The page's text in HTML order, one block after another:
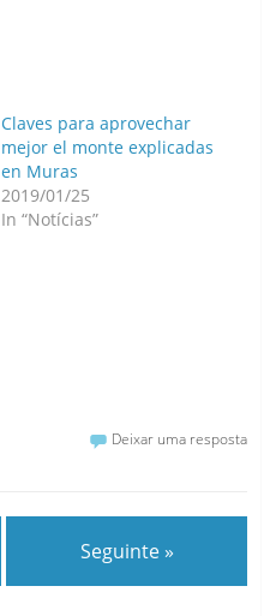
Claves para aprovechar
mejor el monte explicadas
en Muras
2019/01/25
In “Notícias”
Deixar uma resposta
Seguinte »